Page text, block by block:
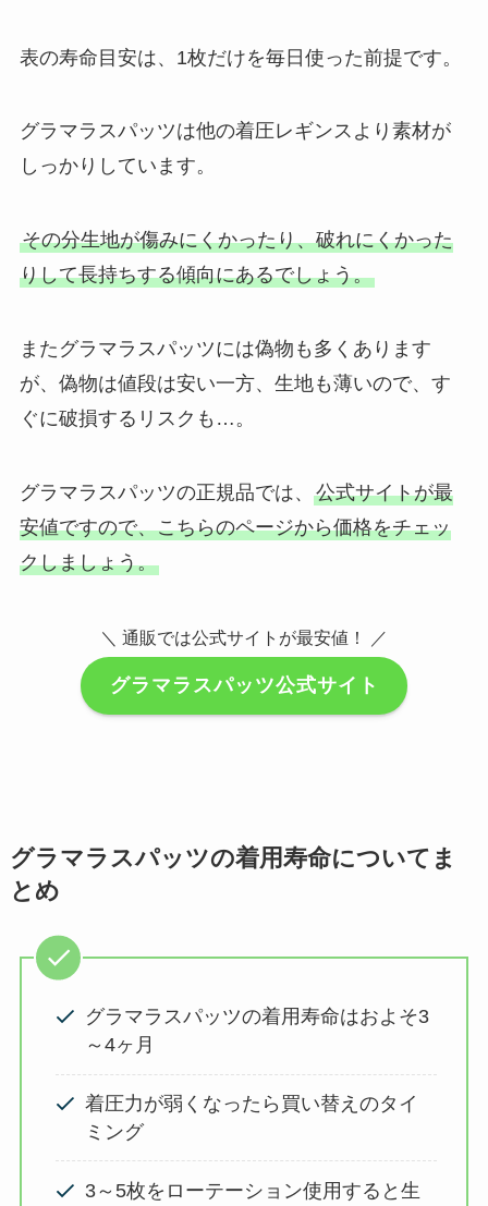
表の寿命目安は、1枚だけを毎日使った前提です。
グラマラスパッツは他の着圧レギンスより素材が
しっかりしています。
その分生地が傷みにくかったり、破れにくかった
りして長持ちする傾向にあるでしょう。
またグラマラスパッツには偽物も多くあります
が、偽物は値段は安い一方、生地も薄いので、す
ぐに破損するリスクも…。
グラマラスパッツの正規品では、 公式サイトが最
安値ですので、こちらのページから価格をチェッ
クしましょう。
＼ 通販では公式サイトが最安値！ ／
グラマラスパッツ公式サイト
グラマラスパッツの着用寿命についてま
とめ
グラマラスパッツの着用寿命はおよそ3
～4ヶ月
着圧力が弱くなったら買い替えのタイ
ミング
3～5枚をローテーション使用すると生